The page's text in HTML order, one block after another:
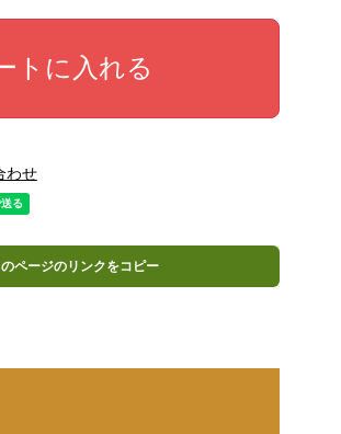
トに入れる
わせ
ページのリンクをコピー